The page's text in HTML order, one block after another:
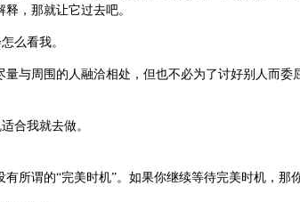
，那就让它过去吧。
么看我。
周围的人融洽相处，但也不必为了讨好别人而委
合我就去做。
谓的“完美时机”。如果你继续等待完美时机，那你